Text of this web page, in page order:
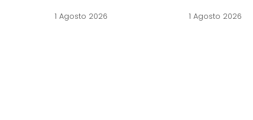
1 Agosto 2026 1 Agosto 2026